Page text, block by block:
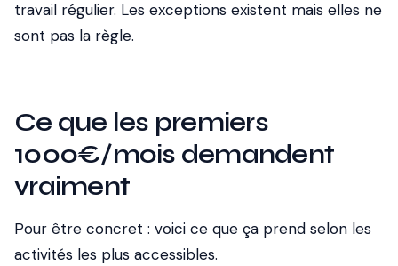
travail régulier. Les exceptions existent mais elles ne
sont pas la règle.
Ce que les premiers
1000€/mois demandent
vraiment
Pour être concret : voici ce que ça prend selon les
activités les plus accessibles.